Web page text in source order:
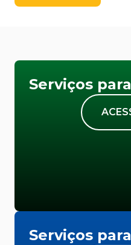
Serviços
Serviços